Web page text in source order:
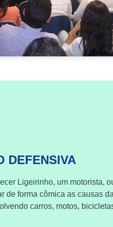
DEFENSIVA
Ligeirinho, um motorista,
de forma cômica as causas
carros, motos,